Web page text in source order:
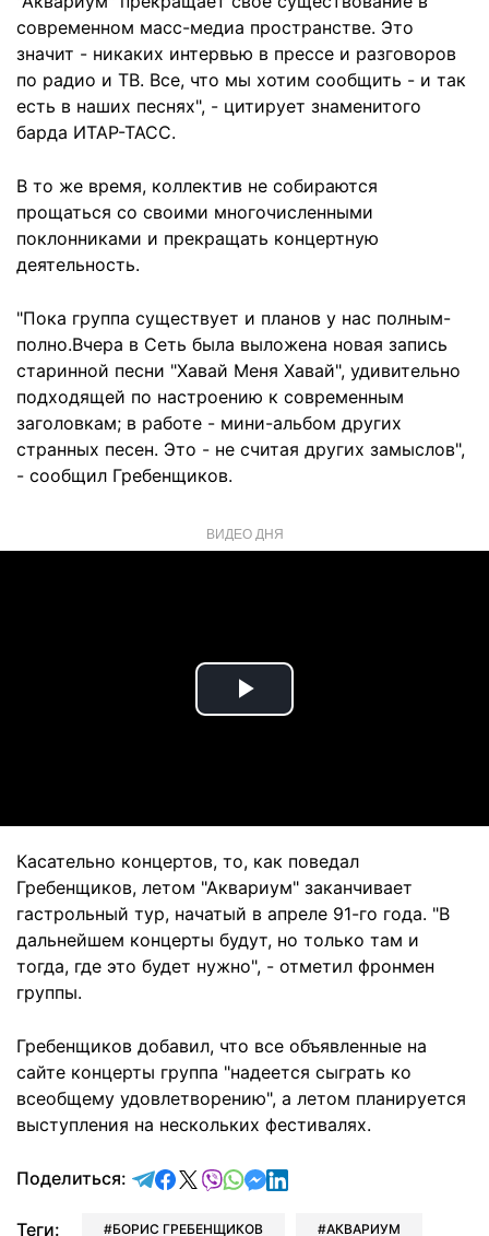
современном масс-медиа пространстве. Это
значит - никаких интервью в прессе и разговоров
по радио и ТВ. Все, что мы хотим сообщить - и так
есть в наших песнях", - цитирует знаменитого
барда ИТАР-ТАСС.
В то же время, коллектив не собираются
прощаться со своими многочисленными
поклонниками и прекращать концертную
деятельность.
"Пока группа существует и планов у нас полным-
полно.Вчера в Сеть была выложена новая запись
старинной песни "Хавай Меня Хавай", удивительно
подходящей по настроению к современным
заголовкам; в работе - мини-альбом других
странных песен. Это - не считая других замыслов",
- сообщил Гребенщиков.
ВИДЕО ДНЯ
Play
Касательно концертов, то, как поведал
Гребенщиков, летом "Аквариум" заканчивает
гастрольный тур, начатый в апреле 91-го года. "В
дальнейшем концерты будут, но только там и
тогда, где это будет нужно", - отметил фронмен
группы.
Гребенщиков добавил, что все объявленные на
сайте концерты группа "надеется сыграть ко
всеобщему удовлетворению", а летом планируется
выступления на нескольких фестивалях.
Поделиться: отправить в Telegram
поделиться в Facebook
поделиться в X
отправить в Viber
отправить в Whatsapp
отправить в Messenger
отправить в LinkedIn
Теги: БОРИС ГРЕБЕНЩИКОВ АКВАРИУМ